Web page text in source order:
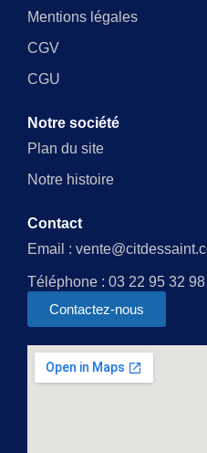
Mentions légales
CGV
CGU
Notre société
Plan du site
Notre histoire
Contact
Email :
Téléphone : 03 22 95 32 98
Contactez-nous